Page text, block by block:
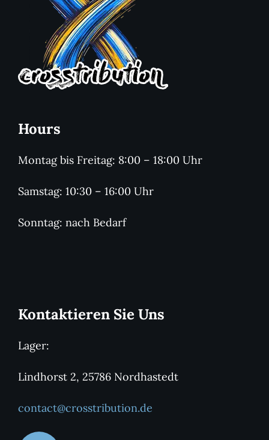
Hours
Montag bis Freitag: 8:00 – 18:00 Uhr
Samstag: 10:30 – 16:00 Uhr
Sonntag: nach Bedarf
Kontaktieren Sie Uns
Lager:
Lindhorst 2, 25786 Nordhastedt
contact@crosstribution.de